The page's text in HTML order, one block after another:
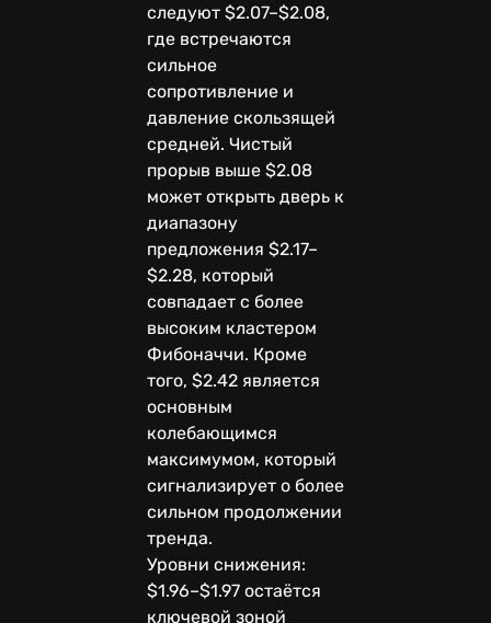
следуют $2.07–$2.08,
где встречаются
сильное
сопротивление и
давление скользящей
средней. Чистый
прорыв выше $2.08
может открыть дверь к
диапазону
предложения $2.17–
$2.28, который
совпадает с более
высоким кластером
Фибоначчи. Кроме
того, $2.42 является
основным
колебающимся
максимумом, который
сигнализирует о более
сильном продолжении
тренда.
Уровни снижения:
$1.96–$1.97 остаётся
ключевой зоной